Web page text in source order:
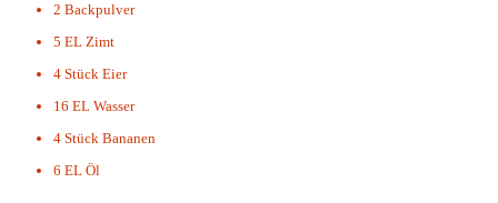
2 Backpulver
5 EL Zimt
4 Stück Eier
16 EL Wasser
4 Stück Bananen
6 EL Öl